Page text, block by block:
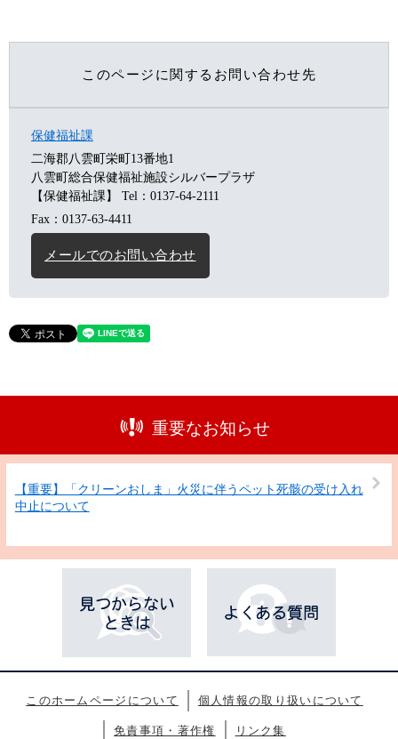
このページに関するお問い合わせ先
保健福祉課
二海郡八雲町栄町13番地1
八雲町総合保健福祉施設シルバープラザ
【保健福祉課】
Tel：0137-64-2111
Fax：0137-63-4411
メールでのお問い合わせ
重要なお知らせ
【重要】「クリーンおしま」火災に伴うペット死骸の受け入れ
中止について
このホームページについて 個人情報の取り扱いについて
免責事項・著作権 リンク集